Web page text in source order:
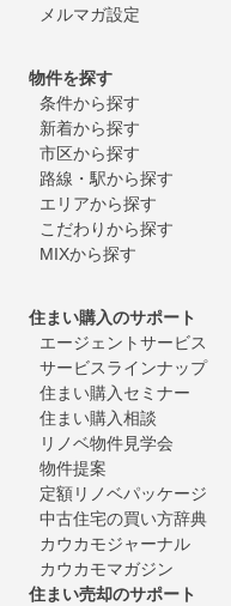
メルマガ設定
物件を探す
条件から探す
新着から探す
市区から探す
路線・駅から探す
エリアから探す
こだわりから探す
MIXから探す
住まい購入のサポート
エージェントサービス
サービスラインナップ
住まい購入セミナー
住まい購入相談
リノベ物件見学会
物件提案
定額リノベパッケージ
中古住宅の買い方辞典
カウカモジャーナル
カウカモマガジン
住まい売却のサポート